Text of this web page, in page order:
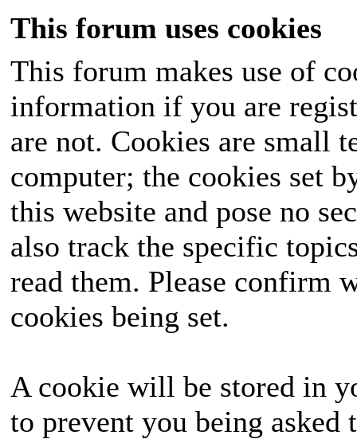
This forum uses cookies
This forum makes use of
information if you are
are not. Cookies are small
computer; the cookies set
this website and pose no
also track the specific
read them. Please confirm
cookies being set.
A cookie will be stored in
to prevent you being